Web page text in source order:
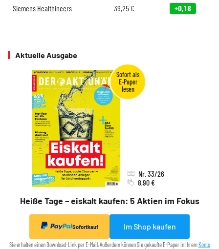
Siemens Healthineers 39,25 € +0,18
Aktuelle Ausgabe
Heiße Tage – eiskalt kaufen: 5 Aktien im Fokus
Nr. 33/26
8,90 €
Sofortkauf Im Shop kaufen
Sie erhalten einen Download-Link per E-Mail. Außerdem können Sie gekaufte E-Paper in Ihrem Konto